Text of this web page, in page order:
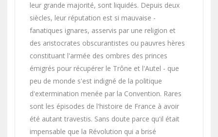
leur grande majorité, sont liquidés. Depuis deux
siècles, leur réputation est si mauvaise -
fanatiques ignares, asservis par une religion et
des aristocrates obscurantistes ou pauvres hères
constituant l'armée des ombres des princes
émigrés pour récupérer le Trône et l'Autel - que
peu de monde s'est indigné de la politique
d'extermination menée par la Convention. Rares
sont les épisodes de l'histoire de France à avoir
été autant travestis. Sans doute parce qu'il était
impensable que la Révolution qui a brisé